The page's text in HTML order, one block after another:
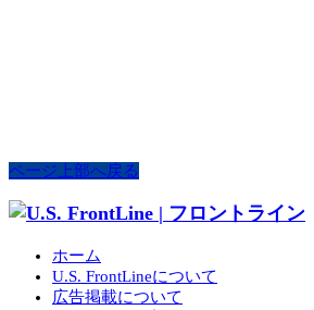
ページ上部へ戻る
ホーム
U.S. FrontLineについて
広告掲載について